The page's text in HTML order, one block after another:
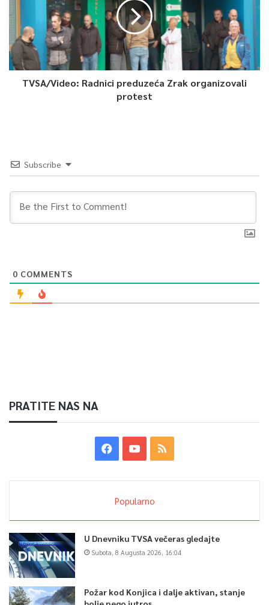
TVSA/Video: Radnici preduzeća Zrak organizovali
protest
Subscribe
0 COMMENTS
PRATITE NAS NA
Popularno
U Dnevniku TVSA večeras gledajte
Subota, 8 Augusta 2026, 16:04
Požar kod Konjica i dalje aktivan, stanje